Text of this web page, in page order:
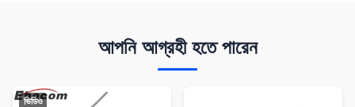
আপনি আগ্রহী হতে পারেন
ভিডিও